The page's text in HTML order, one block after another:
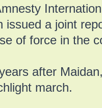
issued a joint
of force in the
after
march.